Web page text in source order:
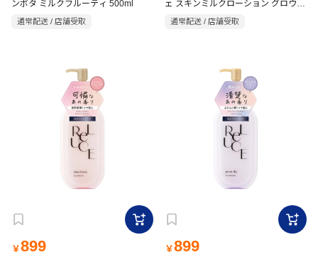
ンボタ ミルクフルーティ 500ml
通常配送 / 店舗受取
ェ スキンミルクローション グロウブ
ーケ 300ml
通常配送 / 店舗受取
￥899 ￥899